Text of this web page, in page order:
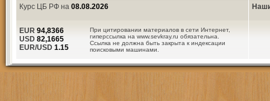
Курс ЦБ РФ на 08.08.2026
При цитировании материалов в сети Интернет,
гиперссылка на www.sevkray.ru обязательна.
Ссылка не должна быть закрыта к индексации
поисковыми машинами.
EUR 94,8366
USD 82,1665
EUR/USD 1.15